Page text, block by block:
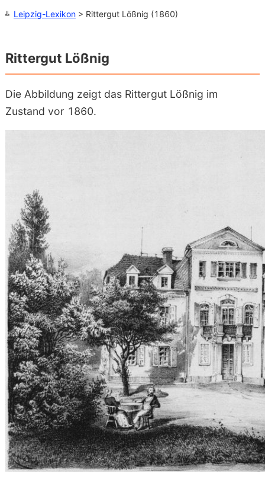
Leipzig-Lexikon> Rittergut Lößnig (1860)
Rittergut Lößnig
Die Abbildung zeigt das Rittergut Lößnig im
Zustand vor 1860.